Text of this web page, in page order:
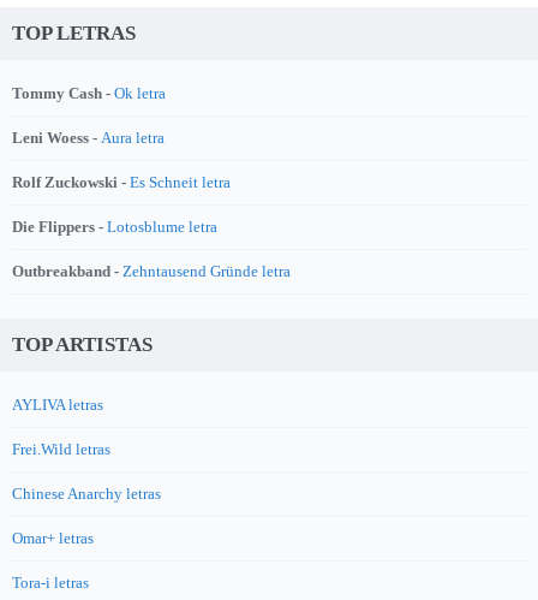
TOP LETRAS
Tommy Cash - Ok letra
Leni Woess - Aura letra
Rolf Zuckowski - Es Schneit letra
Die Flippers - Lotosblume letra
Outbreakband - Zehntausend Gründe letra
TOP ARTISTAS
AYLIVA letras
Frei.Wild letras
Chinese Anarchy letras
Omar+ letras
Tora-i letras